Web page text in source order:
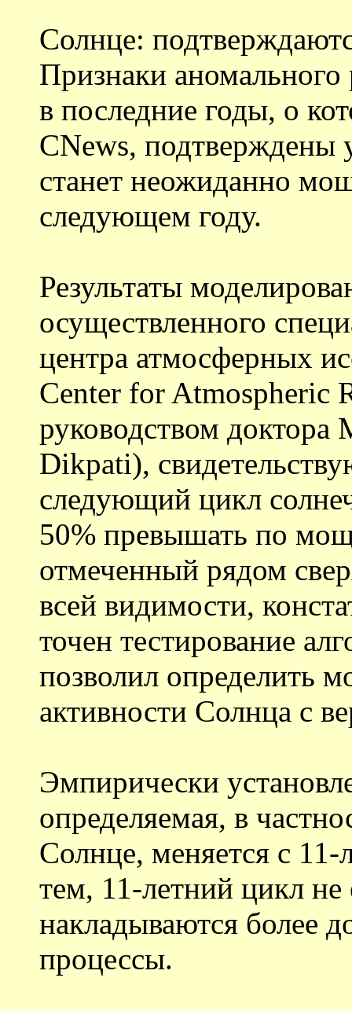
Солнце:
Признаки аномального
в последние годы, о
CNews,
станет неожиданно
следующем году.
Результаты
осуществленного
центра атмосферных
Center for Atmospheric
руководством
Dikpati),
следующий цикл
50% превышать по
отмеченный рядом
всей видимости,
точен тестирование
позволил определить
активности Солнца с
Эмпирически
определяемая, в
Солнце, меняется с
тем, 11-летний цикл
накладываются более
процессы.